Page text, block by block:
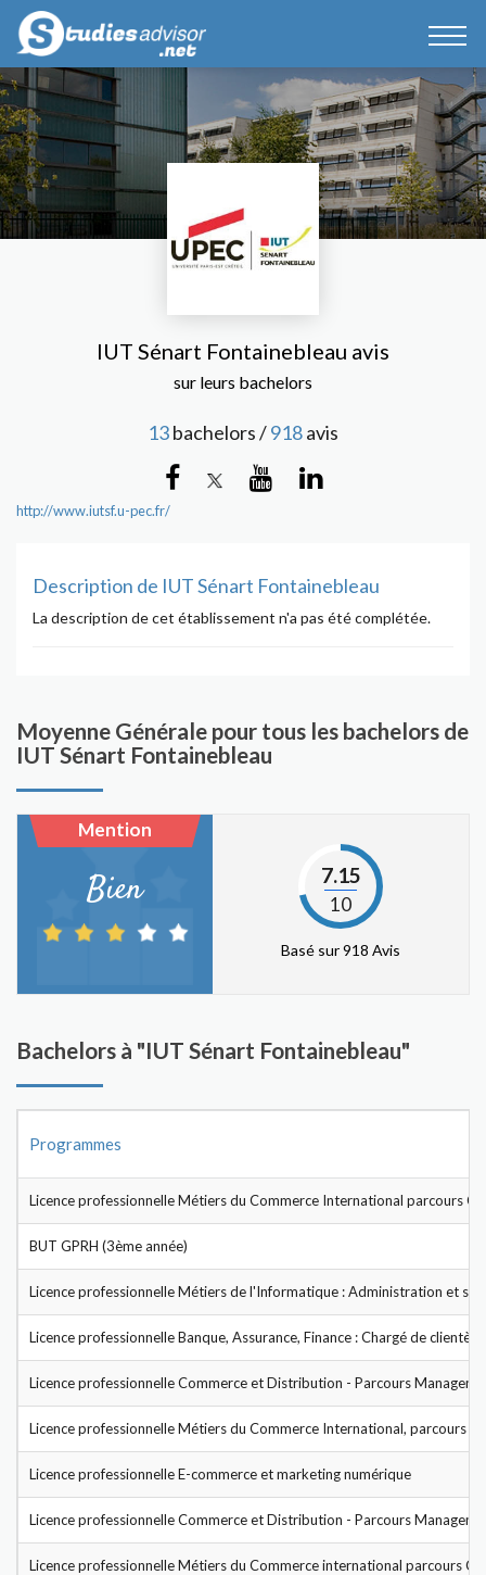
IUT Sénart Fontainebleau avis
sur leurs bachelors
13bachelors /918avis
http://www.iutsf.u-pec.fr/
Description de IUT Sénart Fontainebleau
La description de cet établissement n'a pas été complétée.
Moyenne Générale pour tous les bachelors de
IUT Sénart Fontainebleau
Mention
Bien 7.15
10
Basé sur 918 Avis
Bachelors à "IUT Sénart Fontainebleau"
Programmes
Licence professionnelle Métiers du Commerce International parcours
BUT GPRH (3ème année)
Licence professionnelle Métiers de l'Informatique : Administration et
Licence professionnelle Banque, Assurance, Finance : Chargé de clientèle
Licence professionnelle Commerce et Distribution - Parcours
Licence professionnelle Métiers du Commerce International, parcours
Licence professionnelle E-commerce et marketing numérique
Licence professionnelle Commerce et Distribution - Parcours
Licence professionnelle Métiers du Commerce international parcours